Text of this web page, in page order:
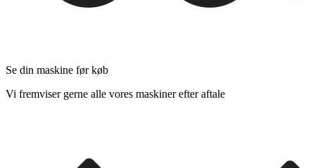
Se din maskine før køb
Vi fremviser gerne alle vores maskiner efter aftale